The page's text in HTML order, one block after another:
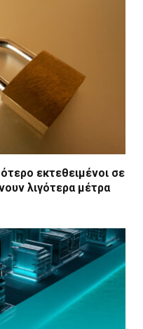
εκτεθειμένοι σε
λιγότερα μέτρα